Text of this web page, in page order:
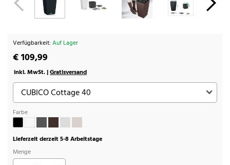
Verfügbarkeit: Auf Lager
€ 109,99
inkl. MwSt. |Gratisversand
Farbe
Lieferzeit derzeit 5-8 Arbeitstage
Menge